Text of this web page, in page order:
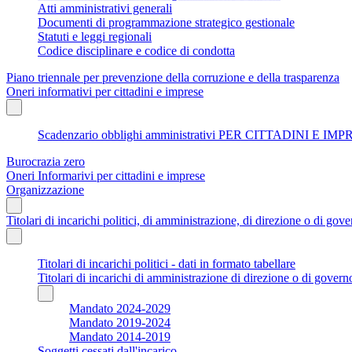
Atti amministrativi generali
Documenti di programmazione strategico gestionale
Statuti e leggi regionali
Codice disciplinare e codice di condotta
Piano triennale per prevenzione della corruzione e della trasparenza
Oneri informativi per cittadini e imprese
Scadenzario obblighi amministrativi PER CITTADINI E
Burocrazia zero
Oneri Informarivi per cittadini e imprese
Organizzazione
Titolari di incarichi politici, di amministrazione, di direzione o di
Titolari di incarichi politici - dati in formato tabellare
Titolari di incarichi di amministrazione di direzione o di
Mandato 2024-2029
Mandato 2019-2024
Mandato 2014-2019